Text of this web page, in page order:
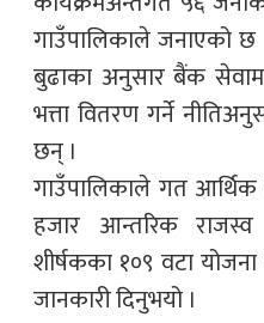
गाउँपालिकाले जनाएको
बुढाका अनुसार बैंक
भत्ता वितरण गर्ने
छन् ।
गाउँपालिकाले गत
हजार आन्तरिक
शीर्षकका १०९ वटा
जानकारी दिनुभयो ।